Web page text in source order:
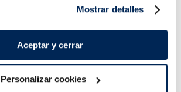
Mostrar detalles
Aceptar y cerrar
Personalizar cookies